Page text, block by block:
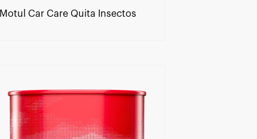
Encuentra un centro Motul
Motul Car Care Quita Insectos